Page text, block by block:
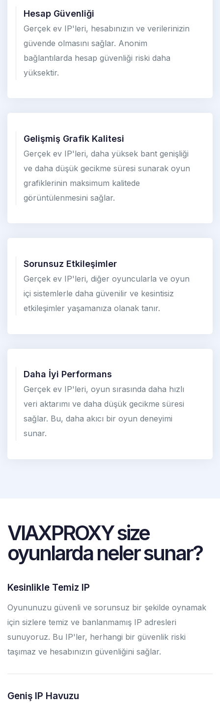
Hesap Güvenliği
Gerçek ev IP'leri, hesabınızın ve verilerinizin
güvende olmasını sağlar. Anonim
bağlantılarda hesap güvenliği riski daha
yüksektir.
Gelişmiş Grafik Kalitesi
Gerçek ev IP'leri, daha yüksek bant genişliği
ve daha düşük gecikme süresi sunarak oyun
grafiklerinin maksimum kalitede
görüntülenmesini sağlar.
Sorunsuz Etkileşimler
Gerçek ev IP'leri, diğer oyuncularla ve oyun
içi sistemlerle daha güvenilir ve kesintisiz
etkileşimler yaşamanıza olanak tanır.
Daha İyi Performans
Gerçek ev IP'leri, oyun sırasında daha hızlı
veri aktarımı ve daha düşük gecikme süresi
sağlar. Bu, daha akıcı bir oyun deneyimi
sunar.
VIAXPROXYsize
oyunlarda neler sunar?
Kesinlikle Temiz IP
Oyununuzu güvenli ve sorunsuz bir şekilde oynamak
için sizlere temiz ve banlanmamış IP adresleri
sunuyoruz. Bu IP'ler, herhangi bir güvenlik riski
taşımaz ve hesabınızın güvenliğini sağlar.
Geniş IP Havuzu